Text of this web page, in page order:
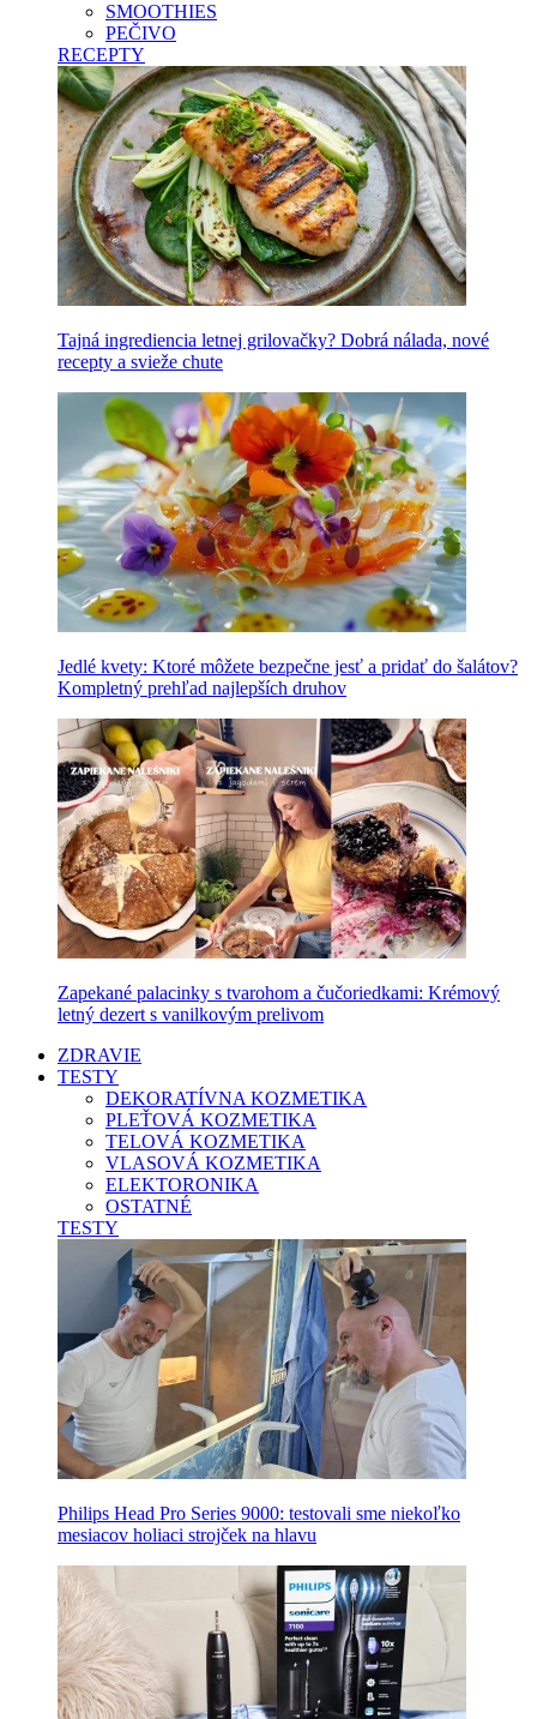
SMOOTHIES
PEČIVO
RECEPTY
Tajná ingrediencia letnej grilovačky? Dobrá nálada, nové
recepty a svieže chute
Jedlé kvety: Ktoré môžete bezpečne jesť a pridať do šalátov?
Kompletný prehľad najlepších druhov
Zapekané palacinky s tvarohom a čučoriedkami: Krémový
letný dezert s vanilkovým prelivom
ZDRAVIE
TESTY
DEKORATÍVNA KOZMETIKA
PLEŤOVÁ KOZMETIKA
TELOVÁ KOZMETIKA
VLASOVÁ KOZMETIKA
ELEKTORONIKA
OSTATNÉ
TESTY
Philips Head Pro Series 9000: testovali sme niekoľko
mesiacov holiaci strojček na hlavu